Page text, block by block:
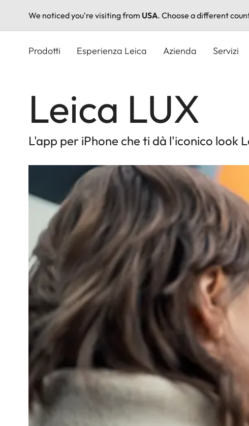
We noticed you're visiting from USA. Choose a different
Prodotti Esperienza Leica Azienda Servizi
Leica LUX
L'app per iPhone che ti dà l'iconico look